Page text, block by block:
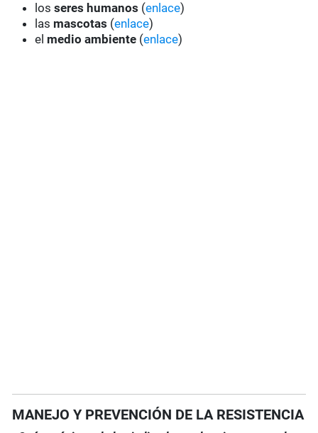
losseres humanos (enlace)
las mascotas (enlace)
el medio ambiente (enlace)
MANEJO Y PREVENCIÓN DE LA RESISTENCIA